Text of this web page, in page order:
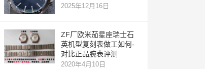
2025年12月16日
ZF厂欧米茄星座瑞士石
英机型复刻表做工如何-
对比正品腕表评测
2020年4月10日